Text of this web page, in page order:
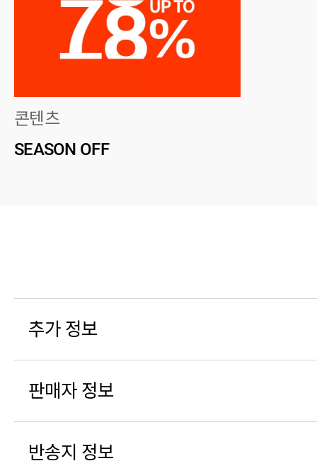
콘텐츠
SEASON OFF
추가 정보
판매자 정보
반송지 정보